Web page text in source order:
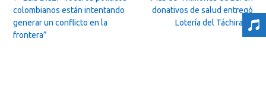
navigation
donativos de salud entregó
Lotería del Táchira
→
colombianos están intentando
generar un conflicto en la
frontera”